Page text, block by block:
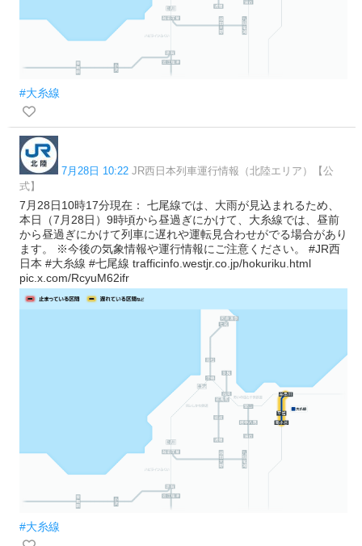
#大糸線
7月28日 10:22 JR西日本列車運行情報（北陸エリア）【公
式】
7月28日10時17分現在： 七尾線では、大雨が見込まれるため、
本日（7月28日）9時頃から昼過ぎにかけて、大糸線では、昼前
から昼過ぎにかけて列車に遅れや運転見合わせがでる場合があり
ます。 ※今後の気象情報や運行情報にご注意ください。 #JR西
日本 #大糸線 #七尾線 trafficinfo.westjr.co.jp/hokuriku.html
pic.x.com/RcyuM62ifr
#大糸線